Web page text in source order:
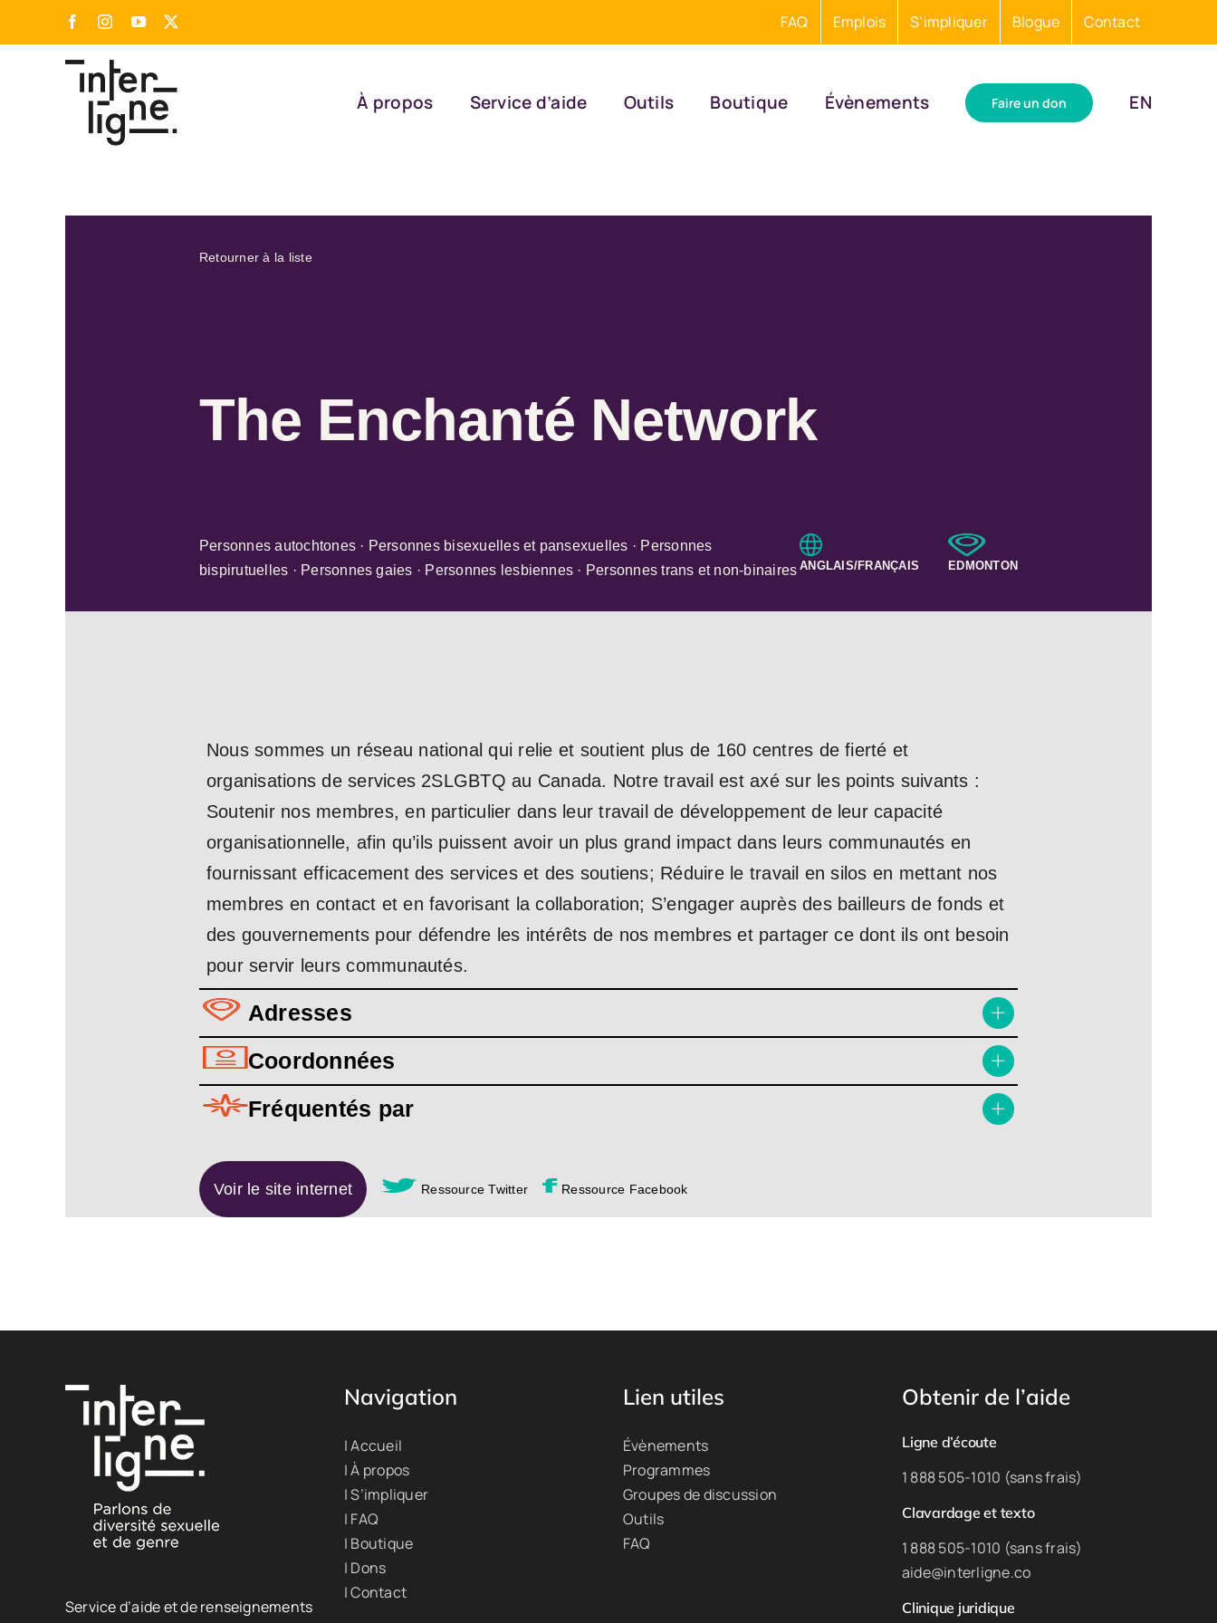
FacebookInstagram
YouTube FAQ Emplois S’impliquer Blogue Contact
À propos Service d’aide Outils Boutique Évènements Faire un don EN
Retourner à la liste
The Enchanté Network
Personnes autochtones · Personnes bisexuelles et pansexuelles · Personnes
bispirutuelles · Personnes gaies · Personnes lesbiennes · Personnes trans et non-binaires ANGLAIS/FRANÇAIS EDMONTON
Nous sommes un réseau national qui relie et soutient plus de 160 centres de fierté et
organisations de services 2SLGBTQ au Canada. Notre travail est axé sur les points suivants :
Soutenir nos membres, en particulier dans leur travail de développement de leur capacité
organisationnelle, afin qu’ils puissent avoir un plus grand impact dans leurs communautés en
fournissant efficacement des services et des soutiens; Réduire le travail en silos en mettant nos
membres en contact et en favorisant la collaboration; S’engager auprès des bailleurs de fonds et
des gouvernements pour défendre les intérêts de nos membres et partager ce dont ils ont besoin
pour servir leurs communautés.
Adresses
Coordonnées
Fréquentés par
Voir le site internet Ressource Twitter Ressource Facebook
Service d’aide et de renseignements
Navigation
| Accueil
| À propos
| S’impliquer
| FAQ
| Boutique
| Dons
| Contact
Lien utiles
Évènements
Programmes
Groupes de discussion
Outils
FAQ
Obtenir de l’aide
Ligne d’écoute
1 888 505-1010 (sans frais)
Clavardage et texto
1 888 505-1010 (sans frais)
aide@interligne.co
Clinique juridique